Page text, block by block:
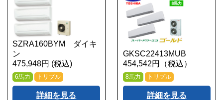
SZRA160BYM ダイキ
ン
475,948円 (税込)
6馬力 トリプル
詳細を見る
GKSC22413MUB
454,542円（税込）
8馬力 トリプル
詳細を見る